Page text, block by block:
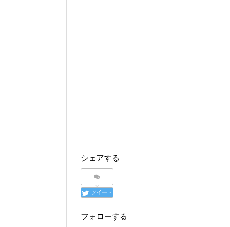
シェアする
ツイート
フォローする